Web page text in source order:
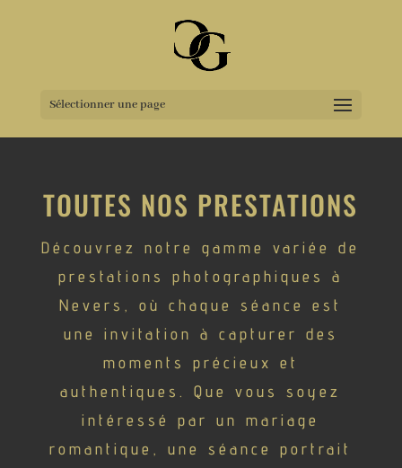
Sélectionner une page
TOUTES NOS PRESTATIONS
Découvrez notre gamme variée de
prestations photographiques à
Nevers, où chaque séance est
une invitation à capturer des
moments précieux et
authentiques. Que vous soyez
intéressé par un mariage
romantique, une séance portrait